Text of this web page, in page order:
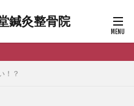
鍼灸整骨院
！？